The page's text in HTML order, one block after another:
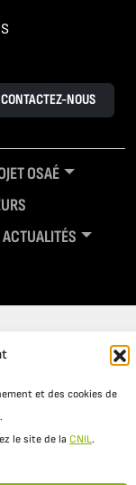
et des cookies de
le site de la CNIL.
CONTACTEZ-NOUS
OSAÉ
ACTUALITÉS